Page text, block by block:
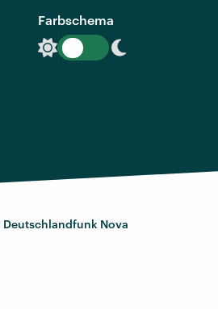
Farbschema
Deutschlandfunk Nova